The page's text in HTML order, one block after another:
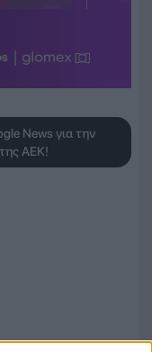
News για την
ΑΕΚ!